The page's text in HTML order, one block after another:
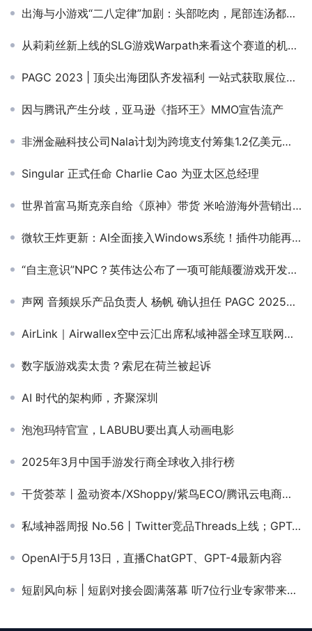
出海与小游戏“二八定律”加剧：头部吃肉，尾部连汤都喝不上？
从莉莉丝新上线的SLG游戏Warpath来看这个赛道的机会在哪里？
PAGC 2023 | 顶尖出海团队齐发福利 一站式获取展位优惠资源
因与腾讯产生分歧，亚马逊《指环王》MMO宣告流产
非洲金融科技公司Nala计划为跨境支付筹集1.2亿美元资金
Singular 正式任命 Charlie Cao 为亚太区总经理
世界首富马斯克亲自给《原神》带货 米哈游海外营销出圈了
微软王炸更新：AI全面接入Windows系统！插件功能再升级
“自主意识”NPC？英伟达公布了一项可能颠覆游戏开发的AI技术
声网 音频娱乐产品负责人 杨帆 确认担任 PAGC 2025丨第五届全球产品与增长展会 AIGC出海增长峰会演讲嘉宾
AirLink｜Airwallex空中云汇出席私域神器全球互联网产业CEO大会 对话泛娱乐出海创造者
数字版游戏卖太贵？索尼在荷兰被起诉
AI 时代的架构师，齐聚深圳
泡泡玛特官宣，LABUBU要出真人动画电影
2025年3月中国手游发行商全球收入排行榜
干货荟萃丨盈动资本/XShoppy/紫鸟ECO/腾讯云电商赛道生态伙伴齐聚 共寻跨境电商新增量
私域神器周报 No.56丨Twitter竞品Threads上线；GPT-4 API全面开放；科技品牌Nothing再融资9600万
OpenAI于5月13日，直播ChatGPT、GPT-4最新内容
短剧风向标 | 短剧对接会圆满落幕 听7位行业专家带来出海干货分享